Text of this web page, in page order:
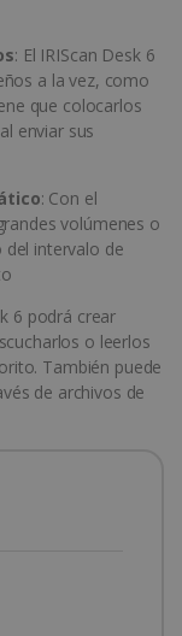
: El IRIScan Desk 6
a la vez, como
que colocarlos
enviar sus
: Con el
volúmenes o
del intervalo de
6 podrá crear
o leerlos
También puede
de archivos de